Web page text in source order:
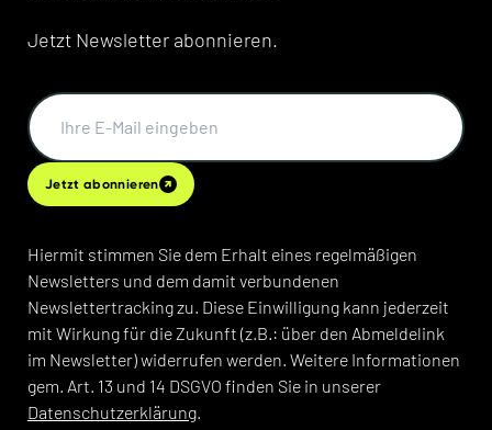
Jetzt Newsletter abonnieren.
Jetzt abonnieren
Hiermit stimmen Sie dem Erhalt eines regelmäßigen
Newsletters und dem damit verbundenen
Newslettertracking zu. Diese Einwilligung kann jederzeit
mit Wirkung für die Zukunft (z.B.: über den Abmeldelink
im Newsletter) widerrufen werden. Weitere Informationen
gem. Art. 13 und 14 DSGVO finden Sie in unserer
Datenschutzerklärung.